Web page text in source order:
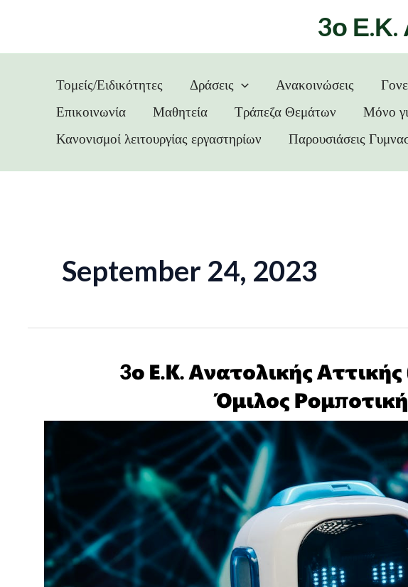
3ο Ε.Κ.
Τομείς/Ειδικότητες Δράσεις Ανακοινώσεις
Επικοινωνία
Μαθητεία Τράπεζα Θεμάτων Μόνο
Κανονισμοί λειτουργίας εργαστηρίων
Παρουσιάσεις
September 24, 2023